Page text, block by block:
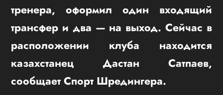
тренера, оформил один входящий
трансфер и два — на выход. Сейчас в
расположении клуба находится
казахстанец Дастан Сатпаев,
сообщает Спорт Шредингера.